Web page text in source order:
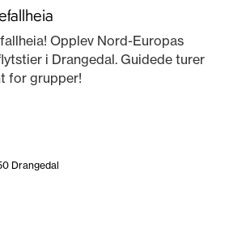
Opplev Nord-Europas
i Drangedal. Guidede turer
for grupper!
Drangedal